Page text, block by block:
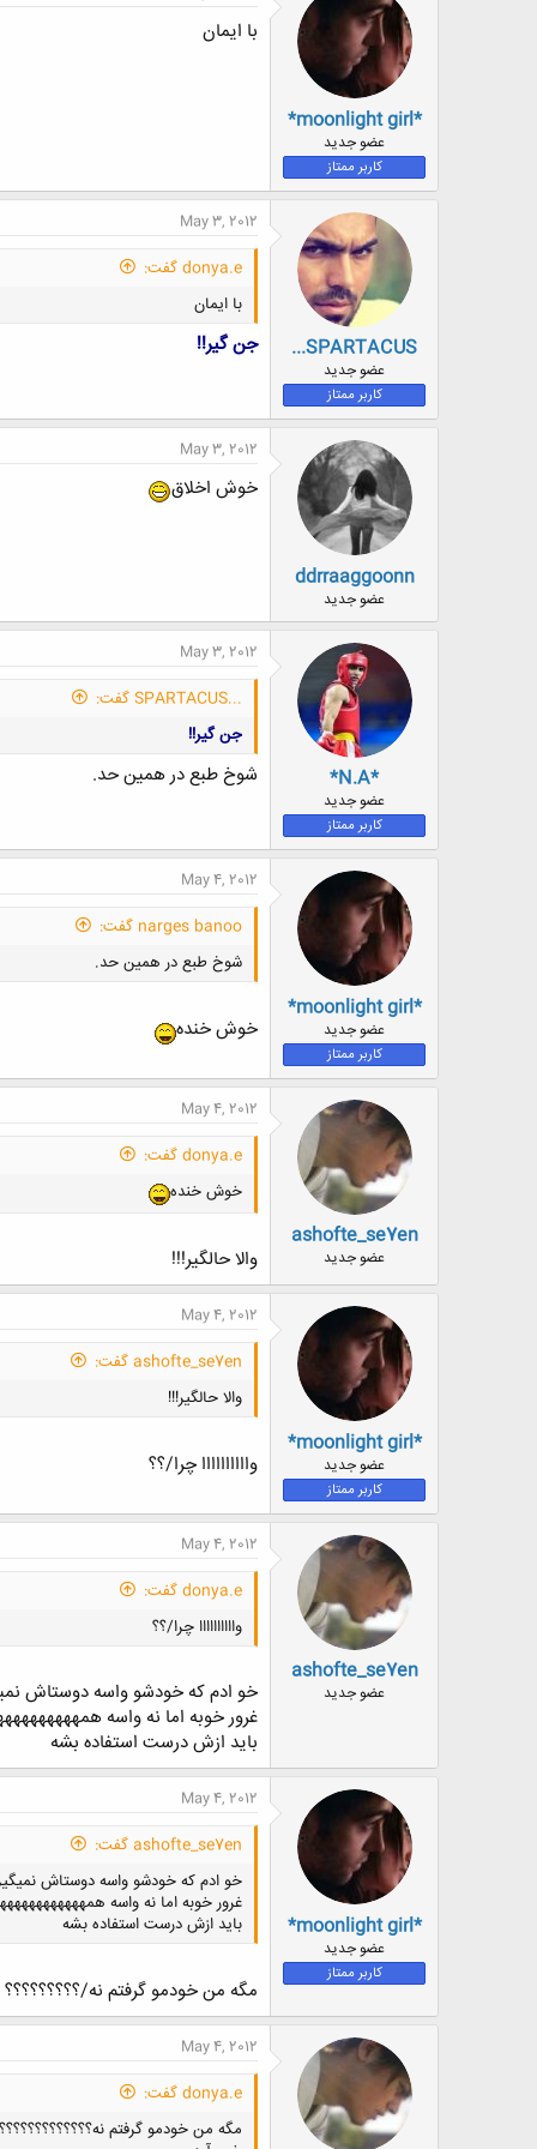
ش
ه
ا
*moonlight girl*
عضو جدید
کاربر ممتاز
با ایمان
...SPARTACUS
عضو جدید
کاربر ممتاز
May 3, 2012
donya.e گفت:
با ایمان
جن گیر!!
ddrraaggoonn
عضو جدید
May 3, 2012
خوش اخلاق
*N.A*
عضو جدید
کاربر ممتاز
May 3, 2012
...SPARTACUS گفت:
جن گیر!!
شوخ طبع در همین حد.
*moonlight girl*
عضو جدید
کاربر ممتاز
May 4, 2012
narges banoo گفت:
شوخ طبع در همین حد.
خوش خنده
ashofte_se7en
عضو جدید
May 4, 2012
donya.e گفت:
خوش خنده
والا حالگیر!!!
*moonlight girl*
عضو جدید
کاربر ممتاز
May 4, 2012
ashofte_se7en گفت:
والا حالگیر!!!
واااااااااا چرا/؟؟
ashofte_se7en
عضو جدید
May 4, 2012
donya.e گفت:
واااااااااا چرا/؟؟
خو ادم که خودشو واسه دوستاش
غرور خوبه اما نه واسه
باید ازش درست استفاده بشه
*moonlight girl*
عضو جدید
کاربر ممتاز
May 4, 2012
ashofte_se7en گفت:
خو ادم که خودشو واسه دوستاش
غرور خوبه اما نه واسه
باید ازش درست استفاده بشه
مگه من خودمو گرفتم نه/؟؟؟؟؟؟؟؟؟
May 4, 2012
donya.e گفت:
مگه من خودمو گرفتم